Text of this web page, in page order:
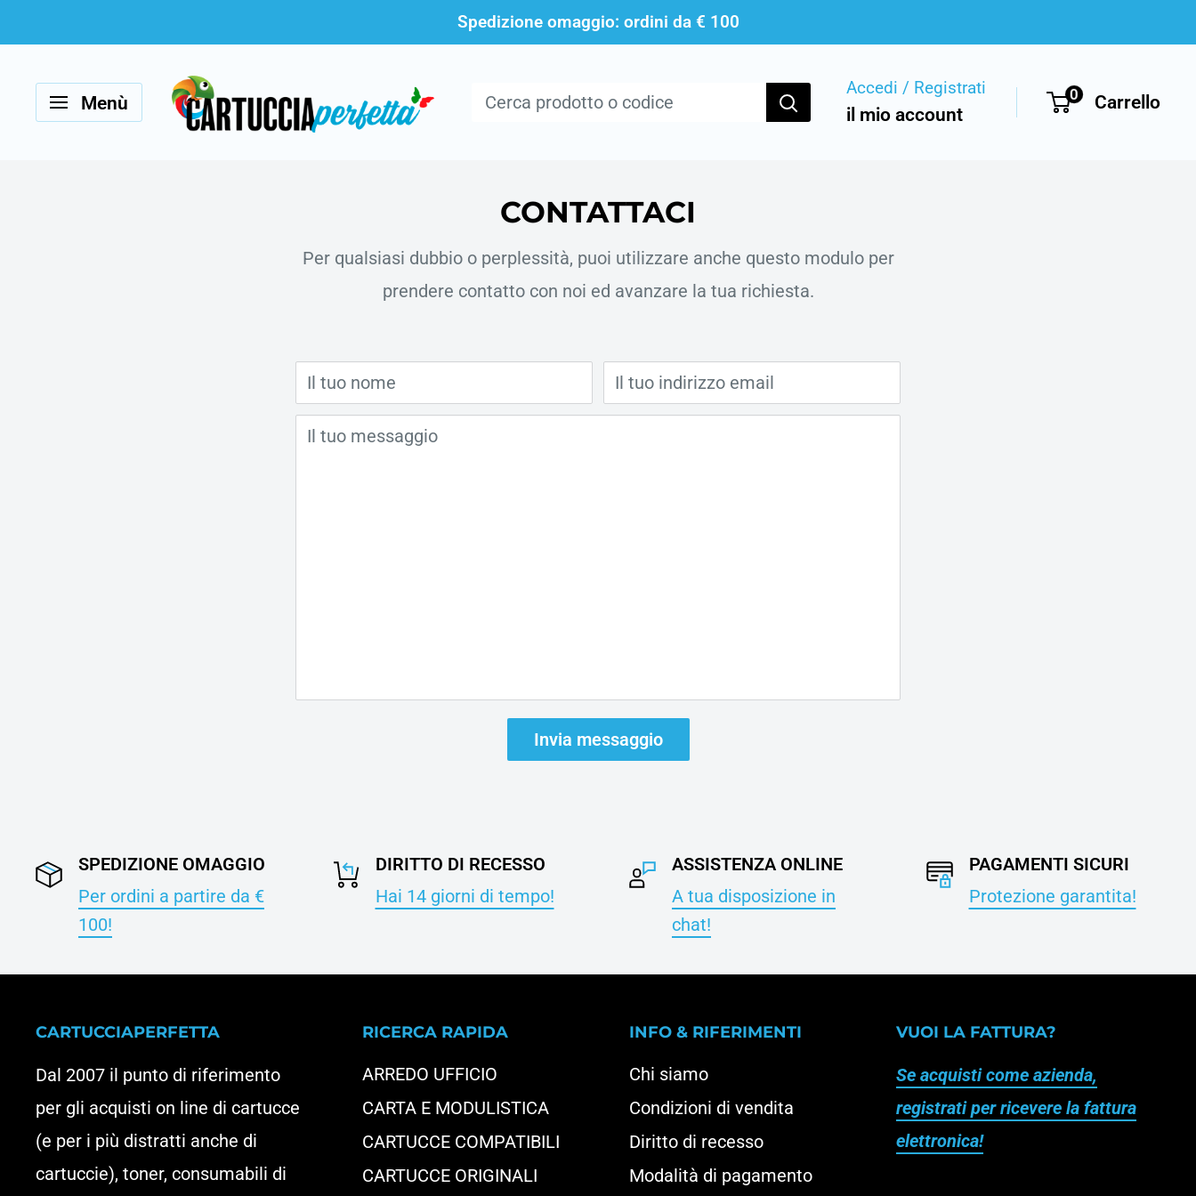
al
contenuto
Spedizione omaggio: ordini da € 100
Menù
Cartucciaperfetta Accedi / Registrati
il mio account
0 Carrello
CONTATTACI
Per qualsiasi dubbio o perplessità, puoi utilizzare anche questo modulo per
prendere contatto con noi ed avanzare la tua richiesta.
Il tuo nome Il tuo indirizzo email
Il tuo messaggio
Invia messaggio
SPEDIZIONE OMAGGIO
Per ordini a partire da €
100!
DIRITTO DI RECESSO
Hai 14 giorni di tempo!
ASSISTENZA ONLINE
A tua disposizione in
chat!
PAGAMENTI SICURI
Protezione garantita!
CARTUCCIAPERFETTA
Dal 2007 il punto di riferimento
per gli acquisti on line di cartucce
(e per i più distratti anche di
cartuccie), toner, consumabili di
RICERCA RAPIDA
ARREDO UFFICIO
CARTA E MODULISTICA
CARTUCCE COMPATIBILI
CARTUCCE ORIGINALI
INFO & RIFERIMENTI
Chi siamo
Condizioni di vendita
Diritto di recesso
Modalità di pagamento
VUOI LA FATTURA?
Se acquisti come azienda,
registrati per ricevere la fattura
elettronica!